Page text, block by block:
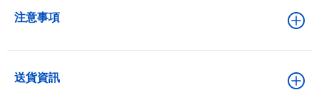
注意事項
送貨資訊